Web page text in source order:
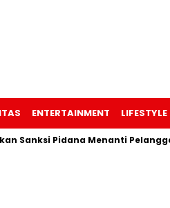
ENTERTAINMENT LIFESTYLE
Pidana Menanti Pelanggar